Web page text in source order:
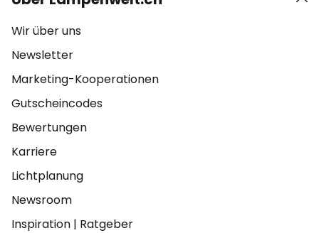
Wir über uns
Newsletter
Marketing-Kooperationen
Gutscheincodes
Bewertungen
Karriere
Lichtplanung
Newsroom
Inspiration | Ratgeber